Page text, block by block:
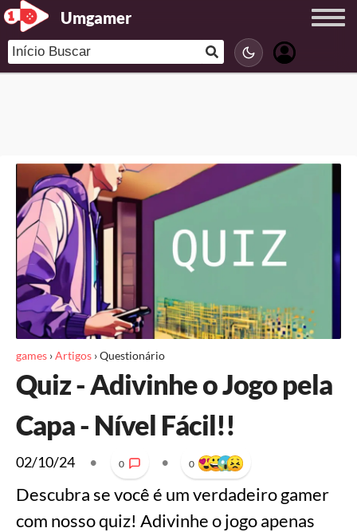
Umgamer
games ›Artigos ›Questionário
Quiz - Adivinhe o Jogo pela
Capa - Nível Fácil!!
02/10/24 • 0 • 0
Descubra se você é um verdadeiro gamer
com nosso quiz! Adivinhe o jogo apenas